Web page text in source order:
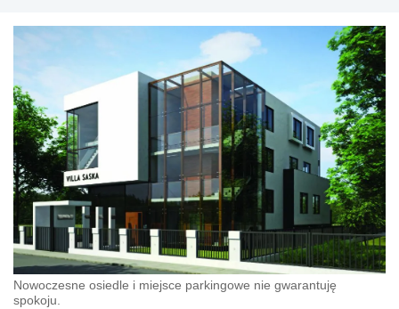
Nowoczesne osiedle i miejsce parkingowe nie gwarantuję
spokoju.